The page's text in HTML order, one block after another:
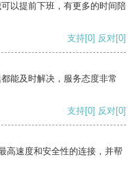
以提前下班，有更多的时间陪
支持[0] 反对[0]
能及时解决，服务态度非常
支持[0] 反对[0]
高速度和安全性的连接，并帮